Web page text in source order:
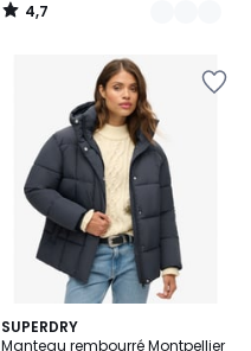
4,7
/
SUPERDRY
Manteau rembourré Montpellier
2